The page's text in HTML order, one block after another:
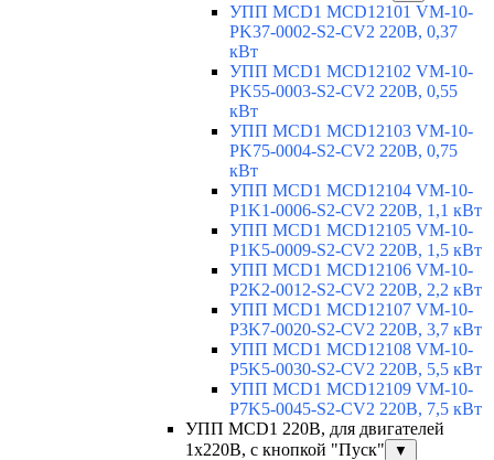
УПП MCD1 MCD12101 VM-10-
PK37-0002-S2-CV2 220В, 0,37
кВт
УПП MCD1 MCD12102 VM-10-
PK55-0003-S2-CV2 220В, 0,55
кВт
УПП MCD1 MCD12103 VM-10-
PK75-0004-S2-CV2 220В, 0,75
кВт
УПП MCD1 MCD12104 VM-10-
P1K1-0006-S2-CV2 220В, 1,1 кВт
УПП MCD1 MCD12105 VM-10-
P1K5-0009-S2-CV2 220В, 1,5 кВт
УПП MCD1 MCD12106 VM-10-
P2K2-0012-S2-CV2 220В, 2,2 кВт
УПП MCD1 MCD12107 VM-10-
P3K7-0020-S2-CV2 220В, 3,7 кВт
УПП MCD1 MCD12108 VM-10-
P5K5-0030-S2-CV2 220В, 5,5 кВт
УПП MCD1 MCD12109 VM-10-
P7K5-0045-S2-CV2 220В, 7,5 кВт
УПП MCD1 220В, для двигателей
1х220В, с кнопкой "Пуск"
▼